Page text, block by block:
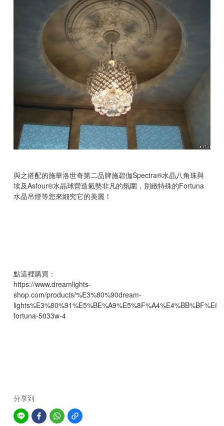
與之搭配的施華洛世奇第二品牌施碧伽Spectra®水晶八角珠與
埃及Asfour®水晶球營造氣勢非凡的氛圍，別緻特殊的Fortuna
水晶吊燈等您來細究它的美麗！
點這裡購買：
https://www.dreamlights-
shop.com/products/%E3%80%90dream-
fortuna-5033w-4
分享到